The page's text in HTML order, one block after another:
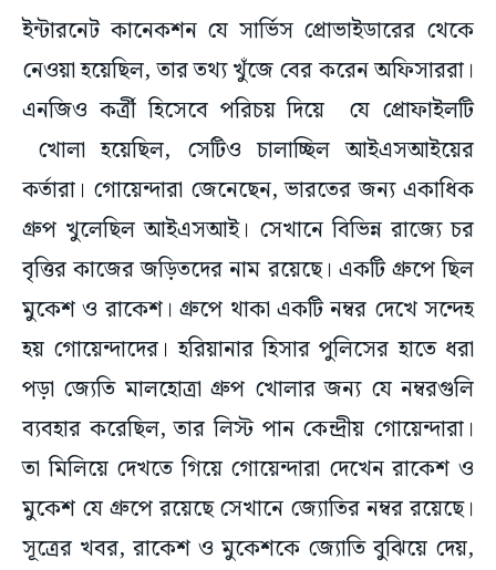
ইন্টারনেট কানেকশন যে সার্ভিস প্রোভাইডারের থেকে
নেওয়া হয়েছিল, তার তথ্য খুঁজে বের করেন অফিসাররা।
এনজিও কর্ত্রী হিসেবে পরিচয় দিয়ে যে প্রোফাইলটি
খোলা হয়েছিল, সেটিও চালাচ্ছিল আইএসআইয়ের
কর্তারা। গোয়েন্দারা জেনেছেন, ভারতের জন্য একাধিক
গ্রুপ খুলেছিল আইএসআই। সেখানে বিভিন্ন রাজ্যে চর
বৃত্তির কাজের জড়িতদের নাম রয়েছে। একটি গ্রুপে ছিল
মুকেশ ও রাকেশ। গ্রুপে থাকা একটি নম্বর দেখে সন্দেহ
হয় গোয়েন্দাদের। হরিয়ানার হিসার পুলিসের হাতে ধরা
পড়া জ্যেতি মালহোত্রা গ্রুপ খোলার জন্য যে নম্বরগুলি
ব্যবহার করেছিল, তার লিস্ট পান কেন্দ্রীয় গোয়েন্দারা।
তা মিলিয়ে দেখতে গিয়ে গোয়েন্দারা দেখেন রাকেশ ও
মুকেশ যে গ্রুপে রয়েছে সেখানে জ্যোতির নম্বর রয়েছে।
সূত্রের খবর, রাকেশ ও মুকেশকে জ্যোতি বুঝিয়ে দেয়,